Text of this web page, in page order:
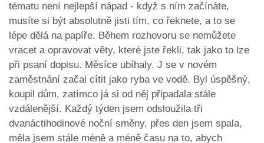
tématu není nejlepší nápad - když s ním začínáte,
musíte si být absolutně jisti tím, co řeknete, a to se
lépe dělá na papíře. Během rozhovoru se nemůžete
vracet a opravovat věty, které jste řekli, tak jako to lze
při psaní dopisu. Měsíce ubíhaly. J se v novém
zaměstnání začal cítit jako ryba ve vodě. Byl úspěšný,
koupil dům, zatímco já si od něj připadala stále
vzdálenější. Každý týden jsem odsloužila tři
dvanáctihodinové noční směny, přes den jsem spala,
měla jsem stále méně a méně času na to, abych